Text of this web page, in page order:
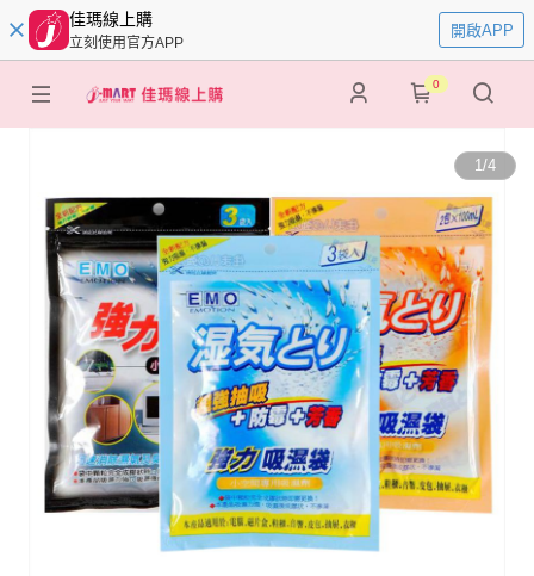
佳瑪線上購
立刻使用官方APP
開啟APP
0
1/4